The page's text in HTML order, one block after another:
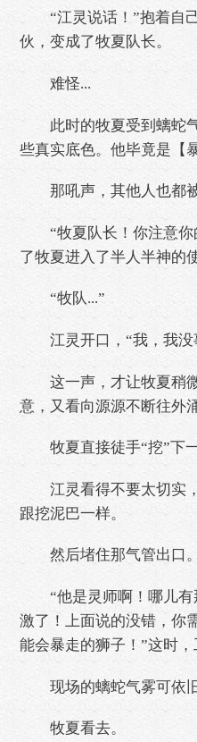
“江灵说话！”抱着自
伙，变成了牧夏队长。
难怪...
此时的牧夏受到螭蛇气
些真实底色。他毕竟是【
那吼声，其他人也都被
“牧夏队长！你注意你
了牧夏进入了半人半神的
“牧队...”
江灵开口，“我，我没
这一声，才让牧夏稍微
意，又看向源源不断往外
牧夏直接徒手“挖”下一
江灵看得不要太切实，
跟挖泥巴一样。
然后堵住那气管出口。
“他是灵师啊！哪儿有
激了！上面说的没错，你
能会暴走的狮子！”这时，
现场的螭蛇气雾可依旧
牧夏看去。